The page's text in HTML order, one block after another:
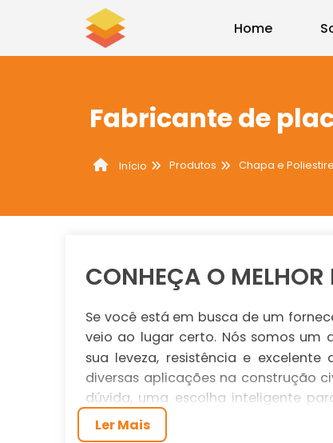
Home
Fabricante de
Início Produtos Chapa e
CONHEÇA O MELHOR
Se você está em busca de um
veio ao lugar certo. Nós somos um
sua leveza, resistência e
diversas aplicações na construção
dúvida, uma escolha inteligente
projetos.
Ler Mais